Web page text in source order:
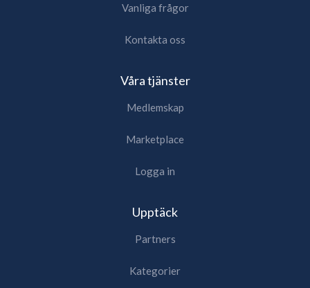
Vanliga frågor
Kontakta oss
Våra tjänster
Medlemskap
Marketplace
Logga in
Upptäck
Partners
Kategorier